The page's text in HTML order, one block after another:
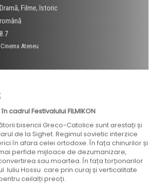
Dramă, Filme, Istoric
română
8.7
Cinema Ateneu
cadrul Festivalului FILMIKON
bisericii Greco-Catolice sunt arestați și
de la Sighet. Regimul sovietic interzice
în afara celei ortodoxe. În fața chinurilor și
perfide mijloace de dezumanizare,
sau moartea. În fața torționarilor
Iuliu Hossu care prin curaj și verticalitate
ceilalți preoți.